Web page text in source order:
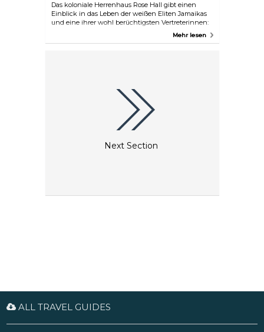
Das koloniale Herrenhaus Rose Hall gibt einen
Einblick in das Leben der weißen Eliten Jamaikas
und eine ihrer wohl berüchtigsten Vertreterinnen:
die sagenumwobene, halbfiktionalisierte Annie
Mehr lesen
Next Section
ALL TRAVEL GUIDES